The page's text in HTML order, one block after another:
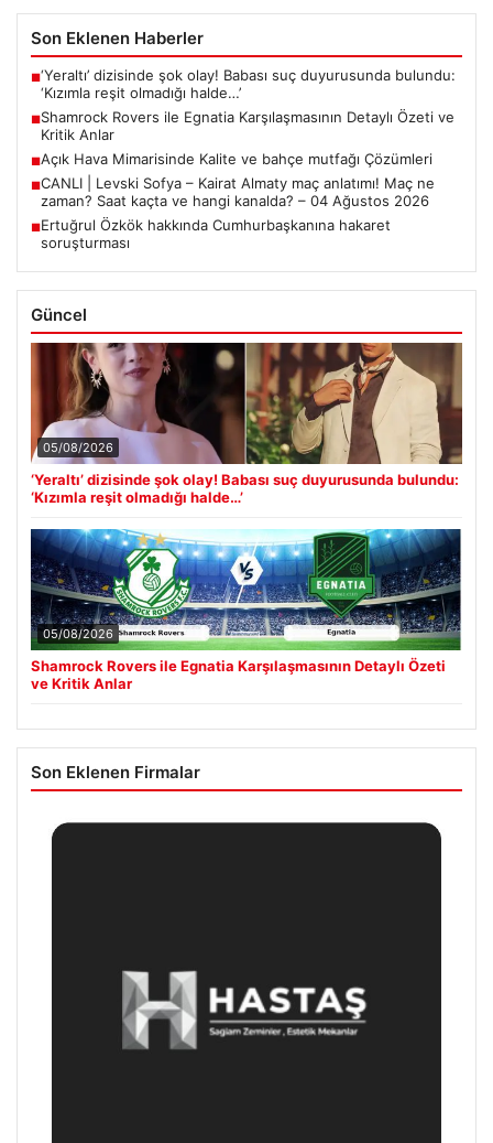
Son Eklenen Haberler
■‘Yeraltı’ dizisinde şok olay! Babası suç duyurusunda bulundu:
‘Kızımla reşit olmadığı halde…’
■Shamrock Rovers ile Egnatia Karşılaşmasının Detaylı Özeti ve
Kritik Anlar
■Açık Hava Mimarisinde Kalite ve bahçe mutfağı Çözümleri
■CANLI | Levski Sofya – Kairat Almaty maç anlatımı! Maç ne
zaman? Saat kaçta ve hangi kanalda? – 04 Ağustos 2026
■Ertuğrul Özkök hakkında Cumhurbaşkanına hakaret
soruşturması
Güncel
05/08/2026
‘Yeraltı’ dizisinde şok olay! Babası suç duyurusunda bulundu:
‘Kızımla reşit olmadığı halde…’
05/08/2026
Shamrock Rovers ile Egnatia Karşılaşmasının Detaylı Özeti
ve Kritik Anlar
Son Eklenen Firmalar